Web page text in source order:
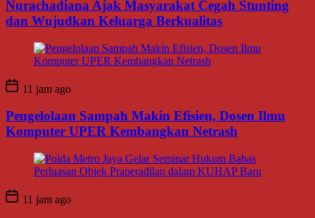
Nurachadiana Ajak Masyarakat Cegah Stunting
dan Wujudkan Keluarga Berkualitas
11 jam ago
Pengelolaan Sampah Makin Efisien, Dosen Ilmu
Komputer UPER Kembangkan Netrash
11 jam ago